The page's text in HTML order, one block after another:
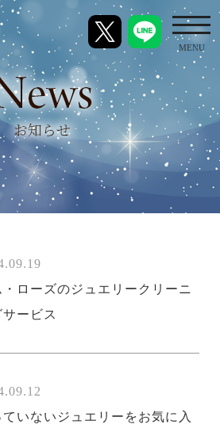
MENU
・ローズのジュエリークリーニ
サービス
ていないジュエリーをお気に入